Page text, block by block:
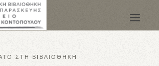
ΣΤΗ ΒΙΒΛΙΟΘΗΚΗ